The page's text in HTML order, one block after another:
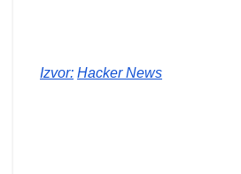
Izvor: Hacker News